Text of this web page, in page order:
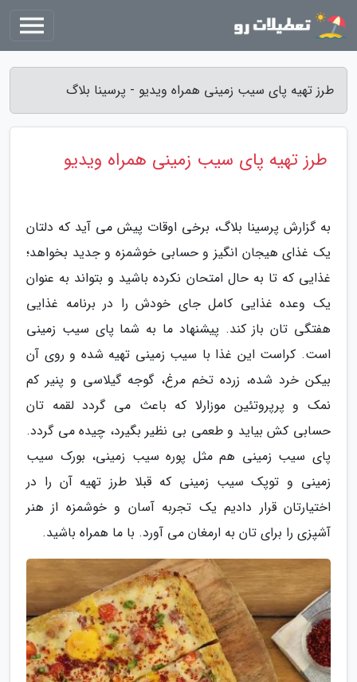
طرز تهیه پای سیب زمینی همراه ویدیو - پرسینا بلاگ
طرز تهیه پای سیب زمینی همراه ویدیو
به گزارش پرسینا بلاگ، برخی اوقات پیش می آید که دلتان
یک غذای هیجان انگیز و حسابی خوشمزه و جدید بخواهد؛
غذایی که تا به حال امتحان نکرده باشید و بتواند به عنوان
یک وعده غذایی کامل جای خودش را در برنامه غذایی
هفتگی تان باز کند. پیشنهاد ما به شما پای سیب زمینی
است. کراست این غذا با سیب زمینی تهیه شده و روی آن
بیکن خرد شده، زرده تخم مرغ، گوجه گیلاسی و پنیر کم
نمک و پرپروتئین موزارلا که باعث می گردد لقمه تان
حسابی کش بیاید و طعمی بی نظیر بگیرد، چیده می گردد.
پای سیب زمینی هم مثل پوره سیب زمینی، بورک سیب
زمینی و توپک سیب زمینی که قبلا طرز تهیه آن را در
اختیارتان قرار دادیم یک تجربه آسان و خوشمزه از هنر
آشپزی را برای تان به ارمغان می آورد. با ما همراه باشید.